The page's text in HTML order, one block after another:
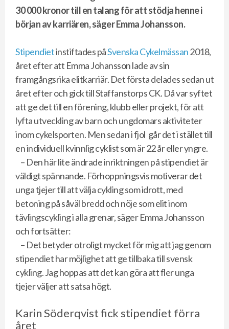
30 000 kronor till en talang för att stödja henne i
början av karriären, säger Emma Johansson.
Stipendietinstiftades påSvenska Cykelmässan2018,
året efter att Emma Johansson lade av sin
framgångsrika elitkarriär. Det första delades sedan ut
året efter och gick till Staffanstorps CK. Då var syftet
att ge det till en förening, klubb eller projekt, för att
lyfta utveckling av barn och ungdomars aktiviteter
inom cykelsporten. Men sedan i fjol går det i stället till
en individuell kvinnlig cyklist som är 22 år eller yngre.
– Den här lite ändrade inriktningen på stipendiet är
väldigt spännande. Förhoppningsvis motiverar det
unga tjejer till att välja cykling som idrott, med
betoning på såväl bredd och nöje som elit inom
tävlingscykling i alla grenar, säger Emma Johansson
och fortsätter:
– Det betyder otroligt mycket för mig att jag genom
stipendiet har möjlighet att ge tillbaka till svensk
cykling. Jag hoppas att det kan göra att fler unga
tjejer väljer att satsa högt.
Karin Söderqvist fick stipendiet förra
året